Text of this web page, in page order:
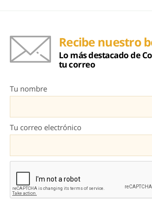
Recibe nuestro
Lo más destacado de
tu correo
Tu nombre
Tu correo electrónico